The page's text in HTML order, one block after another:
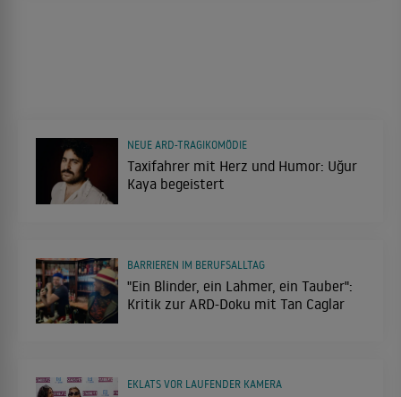
Taxifahrer mit Herz und Humor: Uğur
Kaya begeistert
NEUE ARD-TRAGIKOMÖDIE
"Ein Blinder, ein Lahmer, ein Tauber":
Kritik zur ARD-Doku mit Tan Caglar
BARRIEREN IM BERUFSALLTAG
EKLATS VOR LAUFENDER KAMERA